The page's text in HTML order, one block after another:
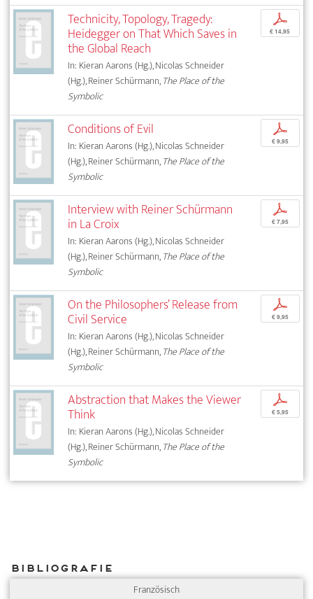
Technicity, Topology, Tragedy:
Heidegger on That Which Saves in
the Global Reach
In: Kieran Aarons (Hg.), Nicolas Schneider
(Hg.), Reiner Schürmann,The Place of the
Symbolic
p
€ 14,95
Conditions of Evil
In: Kieran Aarons (Hg.), Nicolas Schneider
(Hg.), Reiner Schürmann,The Place of the
Symbolic
p
€ 9,95
Interview with Reiner Schürmann
in La Croix
In: Kieran Aarons (Hg.), Nicolas Schneider
(Hg.), Reiner Schürmann,The Place of the
Symbolic
p
€ 7,95
On the Philosophers’ Release from
Civil Service
In: Kieran Aarons (Hg.), Nicolas Schneider
(Hg.), Reiner Schürmann,The Place of the
Symbolic
p
€ 9,95
Abstraction that Makes the Viewer
Think
In: Kieran Aarons (Hg.), Nicolas Schneider
(Hg.), Reiner Schürmann,The Place of the
Symbolic
p
€ 5,95
Bibliografie
Französisch